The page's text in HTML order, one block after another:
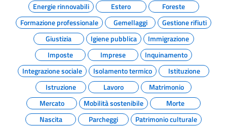
Energie rinnovabili Estero
Foreste
Formazione professionale
Gemellaggi
Gestione rifiuti
Giustizia
Igiene pubblica
Immigrazione
Imposte
Imprese
Inquinamento
Integrazione sociale
Isolamento termico
Istituzione
Istruzione
Lavoro
Matrimonio
Mercato
Mobilità sostenibile
Morte
Nascita
Parcheggi
Patrimonio culturale